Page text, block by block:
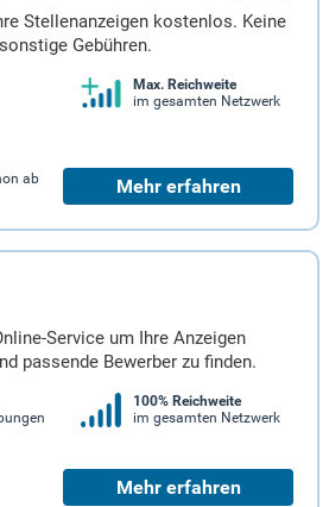
Stellenanzeigen kostenlos. Keine
Gebühren.
Max. Reichweite
im gesamten Netzwerk
ab
Mehr erfahren
Service um Ihre Anzeigen
passende Bewerber zu finden.
100% Reichweite
im gesamten Netzwerk
Mehr erfahren